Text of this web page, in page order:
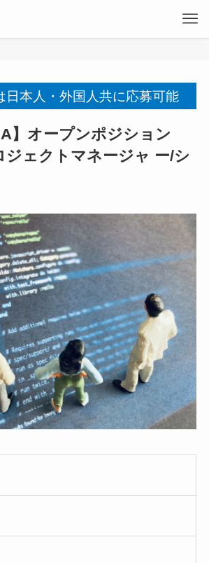
日本人・外国人共に応募可能
】オープンポジション
ジェクトマネージャ ー/シ